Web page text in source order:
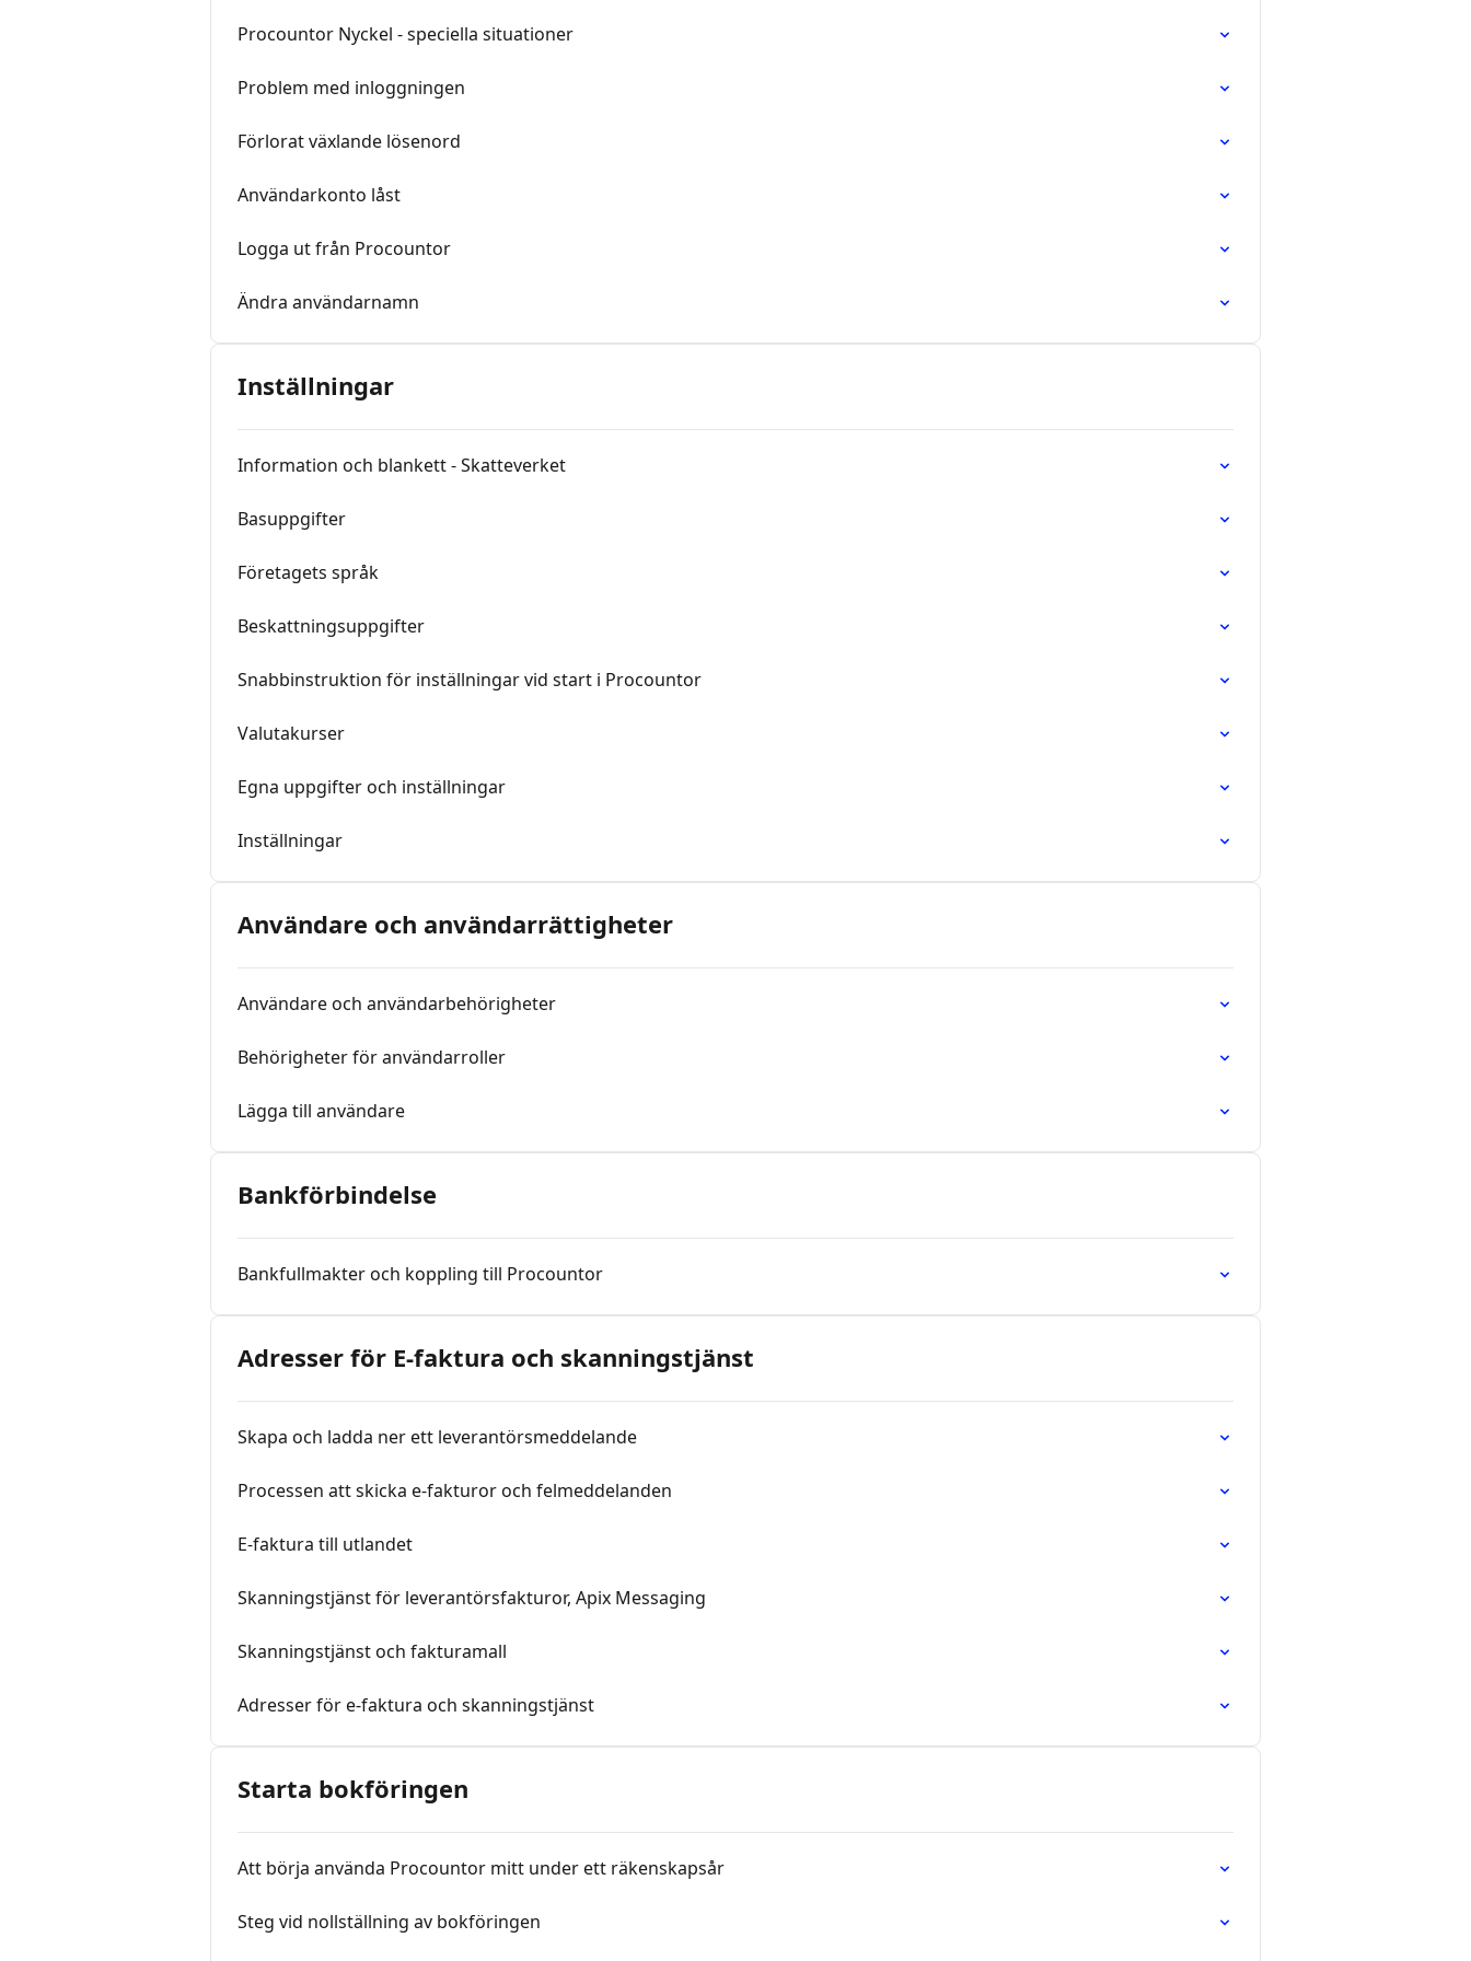
Procountor Nyckel - speciella situationer
Problem med inloggningen
Förlorat växlande lösenord
Användarkonto låst
Logga ut från Procountor
Ändra användarnamn
Inställningar
Information och blankett - Skatteverket
Basuppgifter
Företagets språk
Beskattningsuppgifter
Snabbinstruktion för inställningar vid start i Procountor
Valutakurser
Egna uppgifter och inställningar
Inställningar
Användare och användarrättigheter
Användare och användarbehörigheter
Behörigheter för användarroller
Lägga till användare
Bankförbindelse
Bankfullmakter och koppling till Procountor
Adresser för E-faktura och skanningstjänst
Skapa och ladda ner ett leverantörsmeddelande
Processen att skicka e-fakturor och felmeddelanden
E-faktura till utlandet
Skanningstjänst för leverantörsfakturor, Apix Messaging
Skanningstjänst och fakturamall
Adresser för e-faktura och skanningstjänst
Starta bokföringen
Att börja använda Procountor mitt under ett räkenskapsår
Steg vid nollställning av bokföringen